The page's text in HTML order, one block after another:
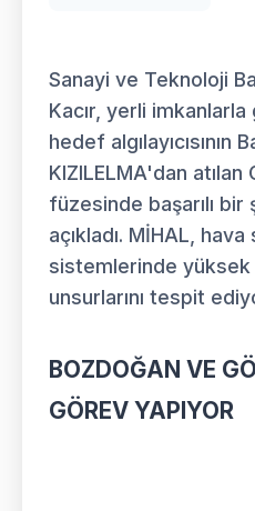
Sanayi ve Teknoloji
Kacır, yerli
hedef algılayıcısının
KIZILELMA'dan atılan
füzesinde başarılı bir
açıkladı. MİHAL,
sistemlerinde
unsurlarını tespit
BOZDOĞAN VE
GÖREV YAPIYOR